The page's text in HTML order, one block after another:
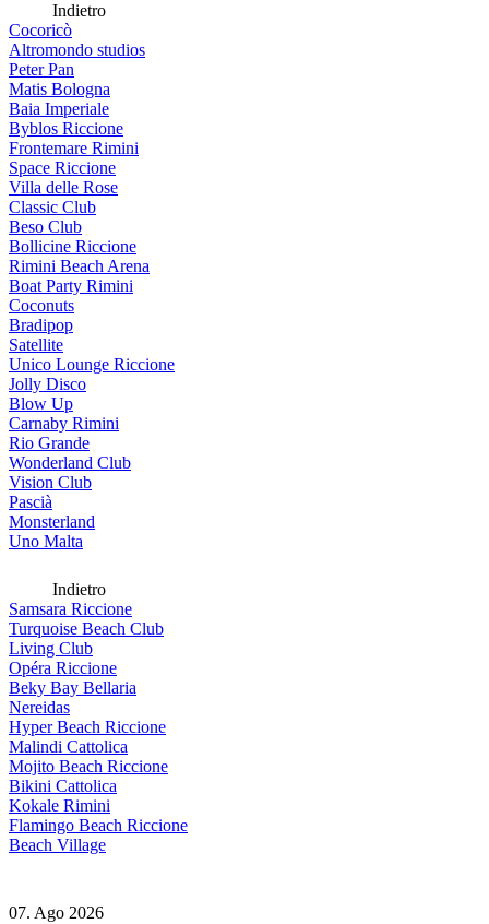
Indietro
Cocoricò
Altromondo studios
Peter Pan
Matis Bologna
Baia Imperiale
Byblos Riccione
Frontemare Rimini
Space Riccione
Villa delle Rose
Classic Club
Beso Club
Bollicine Riccione
Rimini Beach Arena
Boat Party Rimini
Coconuts
Bradipop
Satellite
Unico Lounge Riccione
Jolly Disco
Blow Up
Carnaby Rimini
Rio Grande
Wonderland Club
Vision Club
Pascià
Monsterland
Uno Malta
Indietro
Samsara Riccione
Turquoise Beach Club
Living Club
Opéra Riccione
Beky Bay Bellaria
Nereidas
Hyper Beach Riccione
Malindi Cattolica
Mojito Beach Riccione
Bikini Cattolica
Kokale Rimini
Flamingo Beach Riccione
Beach Village
07. Ago 2026